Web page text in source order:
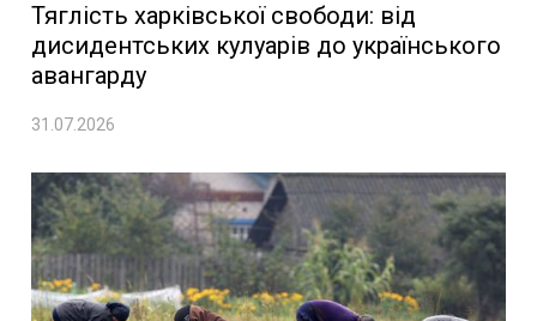
Тяглість харківської свободи: від
дисидентських кулуарів до українського
авангарду
31.07.2026